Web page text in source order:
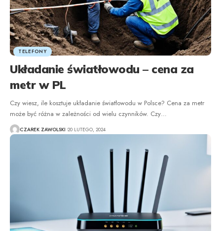
TELEFONY
Układanie światłowodu – cena za
metr w PL
Czy wiesz, ile kosztuje układanie światłowodu w Polsce? Cena za metr
może być różna w zależności od wielu czynników. Czy…
CZAREK ZAWOLSKI 20 LUTEGO, 2024